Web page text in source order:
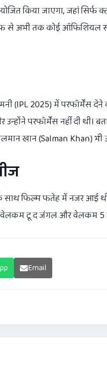
किया जाएगा, जहां सिर्फ
से अभी तक कोई ऑफिशियल
(IPL 2025) में परफॉर्मेंस देने
परफॉर्मेंस नहीं दी थी।
खान (Salman Khan) भी
साथ फिल्म फतेह में नजर आई
वेलकम टू द जंगल और वेलकम 5
Email